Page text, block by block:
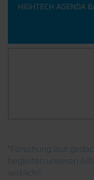
HIGHTECH AGENDA
"Forschung laut
begleiten unseren
wirklich?